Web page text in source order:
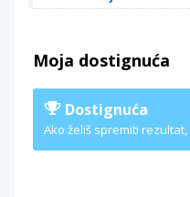
Moja dostignuća
Dostignuća
Ako želiš spremiti rezultat,